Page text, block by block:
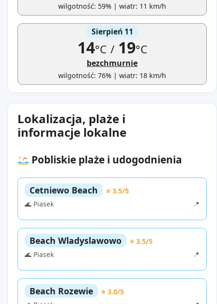
wilgotność: 59% | wiatr: 11 km/h
Sierpień 11
14°C /19°C
bezchmurnie
wilgotność: 76% | wiatr: 18 km/h
Lokalizacja, plaże i
informacje lokalne
Pobliskie plaże i udogodnienia
Cetniewo Beach
⭐ 3.5/5
🌊 Piasek
📍
Beach Wladyslawowo
⭐ 3.5/5
🌊 Piasek
📍
Beach Rozewie
⭐ 3.0/5